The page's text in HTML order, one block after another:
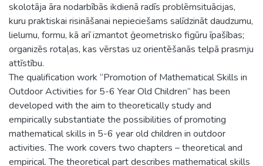
skolotāja āra nodarbībās ikdienā radīs problēmsituācijas,
kuru praktiskai risināšanai nepieciešams salīdzināt daudzumu,
lielumu, formu, kā arī izmantot ģeometrisko figūru īpašības;
organizēs rotaļas, kas vērstas uz orientēšanās telpā prasmju
attīstību.
The qualification work “Promotion of Mathematical Skills in
Outdoor Activities for 5-6 Year Old Children” has been
developed with the aim to theoretically study and
empirically substantiate the possibilities of promoting
mathematical skills in 5-6 year old children in outdoor
activities. The work covers two chapters – theoretical and
empirical. The theoretical part describes mathematical skills